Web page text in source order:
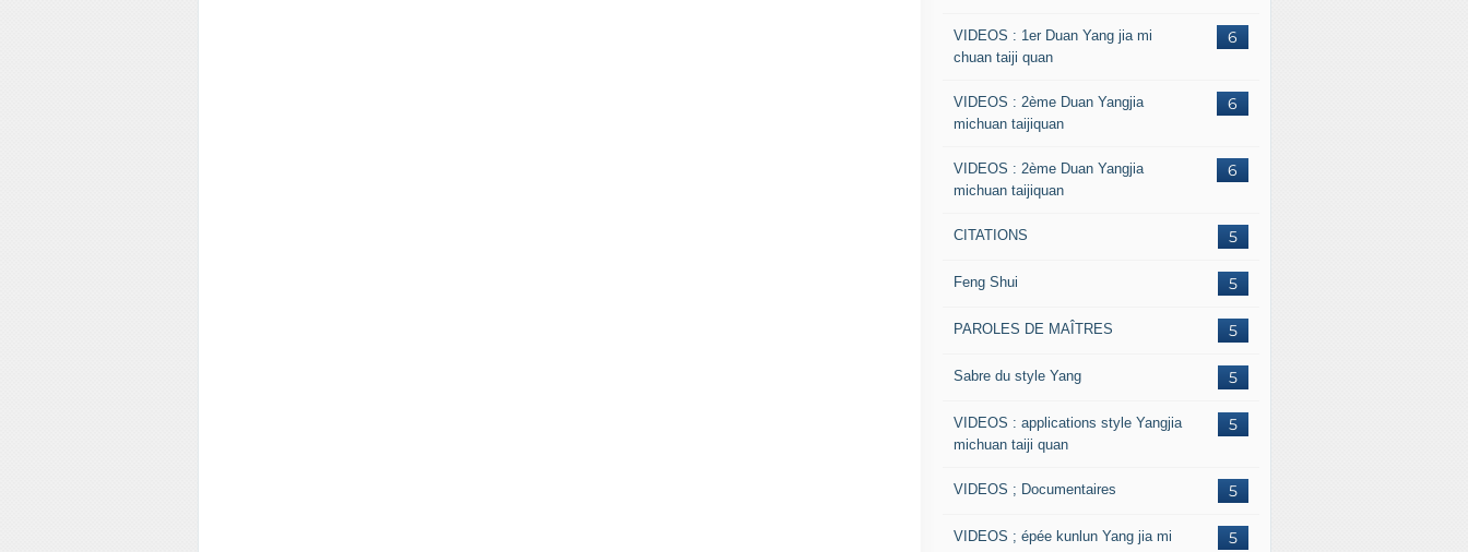
6
VIDEOS : 1er Duan Yang jia mi
chuan taiji quan
6
VIDEOS : 2ème Duan Yangjia
michuan taijiquan
6
VIDEOS : 2ème Duan Yangjia
michuan taijiquan
5
CITATIONS
5
Feng Shui
5
PAROLES DE MAÎTRES
5
Sabre du style Yang
5
VIDEOS : applications style Yangjia
michuan taiji quan
5
VIDEOS ; Documentaires
5
VIDEOS ; épée kunlun Yang jia mi